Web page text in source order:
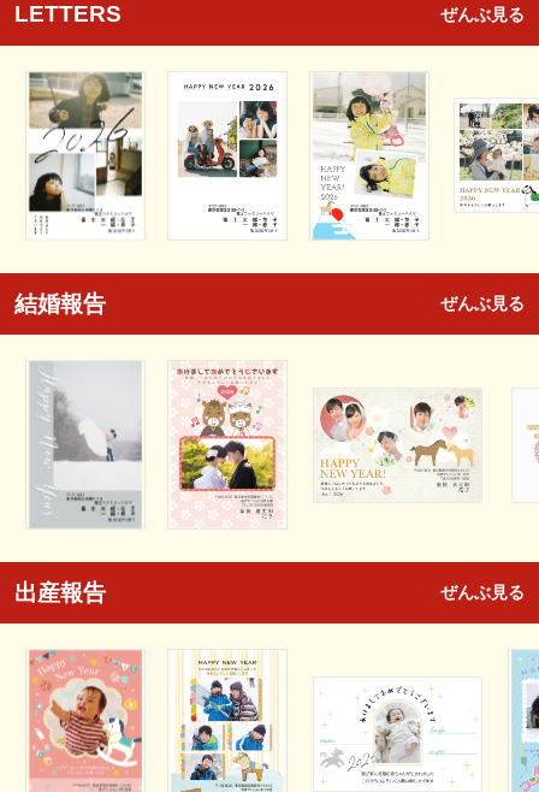
LETTERS ぜんぶ見る
結婚報告 ぜんぶ見る
出産報告 ぜんぶ見る